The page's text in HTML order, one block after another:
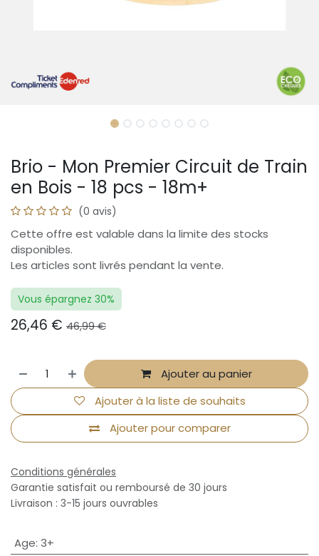
Brio - Mon Premier Circuit de Train
en Bois - 18 pcs - 18m+
(0 avis)
Cette offre est valable dans la limite des stocks
disponibles.
Les articles sont livrés pendant la vente.
Vous épargnez 30%
26,46 € 46,99€
Ajouter au panier
Ajouter pour comparer
Ajouter à la liste de souhaits
Conditions générales
Garantie satisfait ou remboursé de 30 jours
Livraison : 3-15 jours ouvrables
Age: 3+